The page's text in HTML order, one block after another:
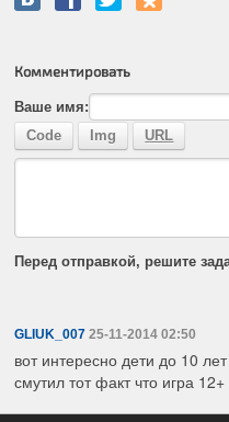
Комментировать
Ваше имя:
Перед отправкой, решите
GLIUK_007 25-11-2014 02:50
вот интересно дети до 10
смутил тот факт что игра 12+